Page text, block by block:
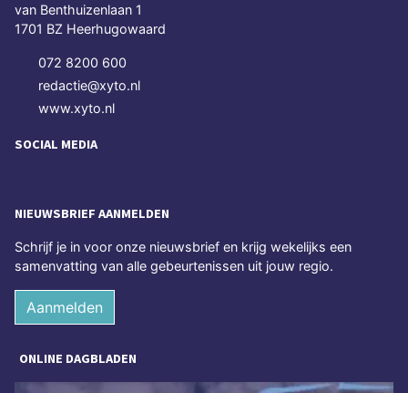
van Benthuizenlaan 1
1701 BZ Heerhugowaard
072 8200 600
redactie@xyto.nl
www.xyto.nl
SOCIAL MEDIA
NIEUWSBRIEF AANMELDEN
Schrijf je in voor onze nieuwsbrief en krijg wekelijks een
samenvatting van alle gebeurtenissen uit jouw regio.
Aanmelden
ONLINE DAGBLADEN